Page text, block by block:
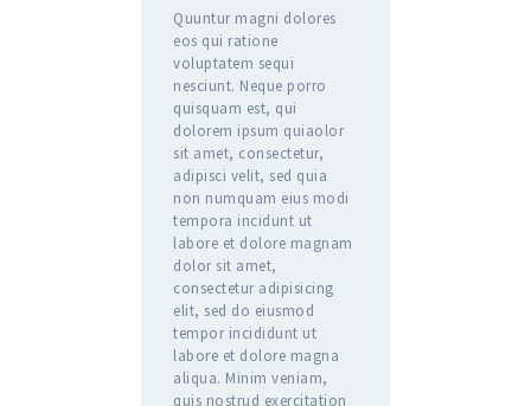
Quuntur magni dolores
eos qui ratione
voluptatem sequi
nesciunt. Neque porro
quisquam est, qui
dolorem ipsum quiaolor
sit amet, consectetur,
adipisci velit, sed quia
non numquam eius modi
tempora incidunt ut
labore et dolore magnam
dolor sit amet,
consectetur adipisicing
elit, sed do eiusmod
tempor incididunt ut
labore et dolore magna
aliqua. Minim veniam,
quis nostrud exercitation